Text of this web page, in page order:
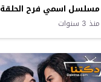
مسلسل اسمي فرح الحلقة 16 مترجم للعربية
منذ 3 سنوات